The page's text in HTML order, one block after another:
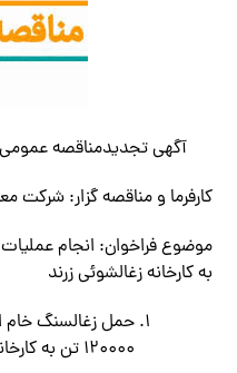
آگهي تجديدمناقصه عمومی
كارفرما و مناقصه گزار: شركت
موضوع فراخوان: انجام
به کارخانه زغالشوئی زرند
حمل زغالسنگ خام
۱۲۰۰۰۰ تن به کارخانه زغالشوئی زرند